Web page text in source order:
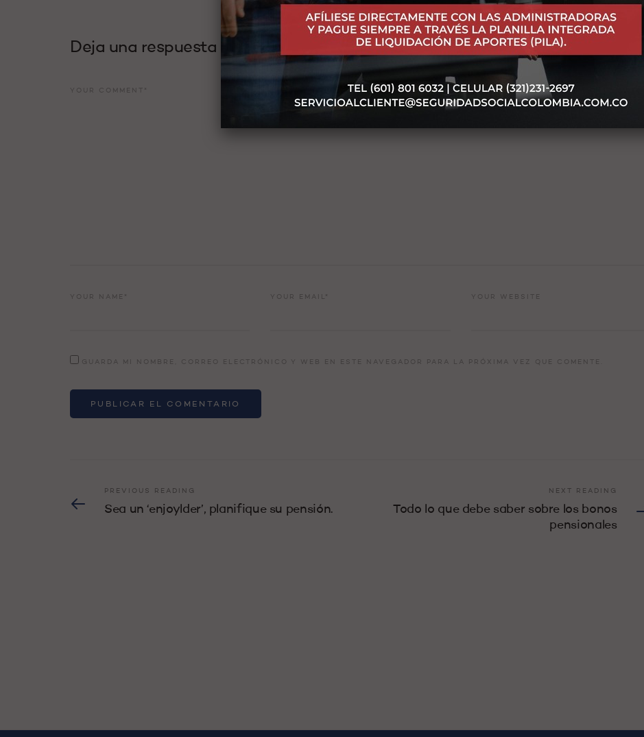
Deja una respuesta
YOUR COMMENT*
YOUR NAME* YOUR EMAIL* YOUR WEBSITE
GUARDA MI NOMBRE, CORREO ELECTRÓNICO Y WEB EN ESTE NAVEGADOR PARA LA PRÓXIMA VEZ QUE COMENTE.
PREVIOUS READING
Sea un ‘enjoylder’, planifique su pensión.
NEXT READING
Todo lo que debe saber sobre los bonos
pensionales